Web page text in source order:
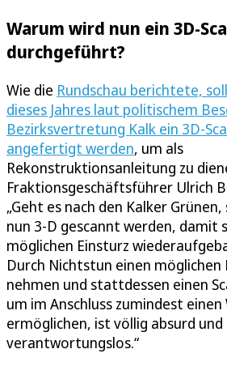
Warum wird nun ein 3D-
durchgeführt?
Wie die Rundschau berichtete,
dieses Jahres laut politischem
Bezirksvertretung Kalk ein 3D-
angefertigt werden, um als
Rekonstruktionsanleitung zu
Fraktionsgeschäftsführer Ulrich
„Geht es nach den Kalker
nun 3-D gescannt werden, damit
möglichen Einsturz
Durch Nichtstun einen möglichen
nehmen und stattdessen einen
um im Anschluss zumindest
ermöglichen, ist völlig absurd und
verantwortungslos.“